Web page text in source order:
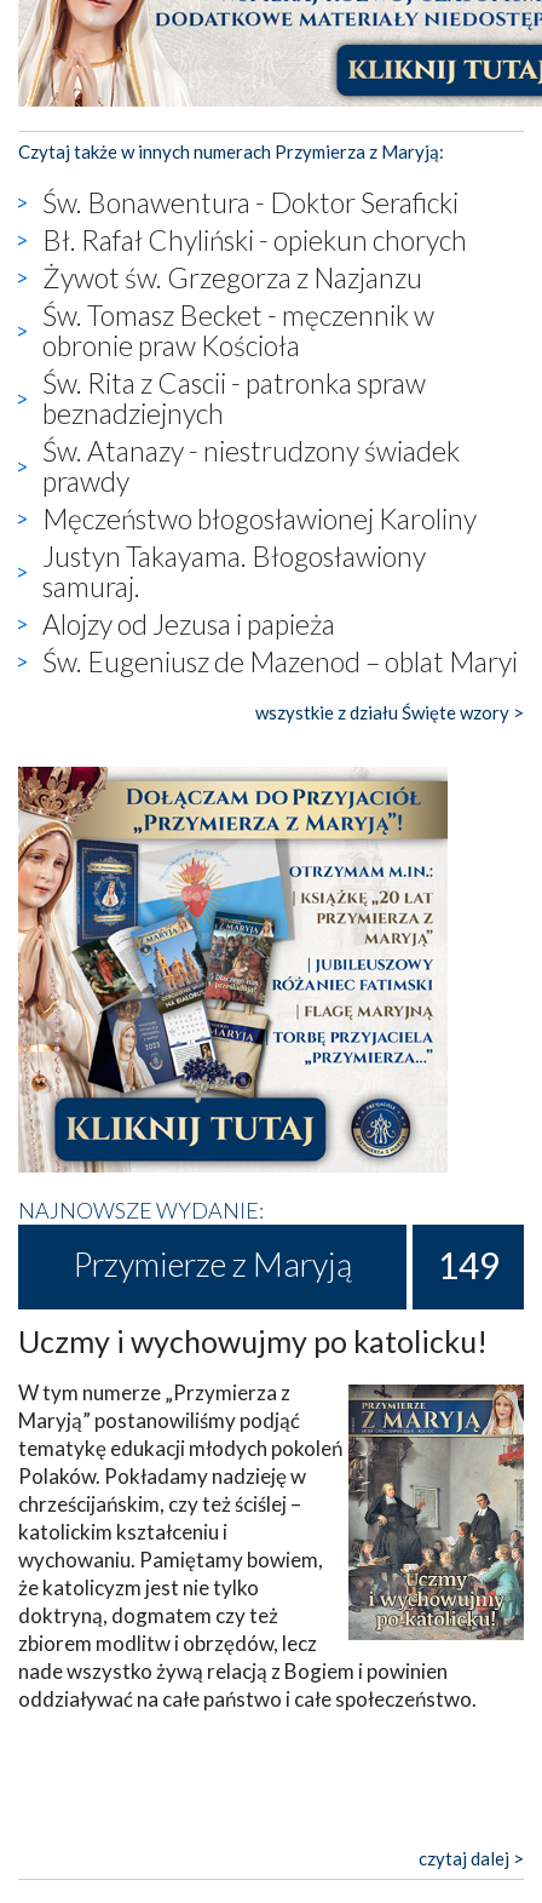
Czytaj także w innych numerach Przymierza z Maryją:
Św. Bonawentura - Doktor Seraficki
Bł. Rafał Chyliński - opiekun chorych
Żywot św. Grzegorza z Nazjanzu
Św. Tomasz Becket - męczennik w
obronie praw Kościoła
Św. Rita z Cascii - patronka spraw
beznadziejnych
Św. Atanazy - niestrudzony świadek
prawdy
Męczeństwo błogosławionej Karoliny
Justyn Takayama. Błogosławiony
samuraj.
Alojzy od Jezusa i papieża
Św. Eugeniusz de Mazenod – oblat Maryi
wszystkie z działu Święte wzory >
NAJNOWSZE WYDANIE:
Przymierze z Maryją 149
Uczmy i wychowujmy po katolicku!
W tym numerze „Przymierza z
Maryją” postanowiliśmy podjąć
tematykę edukacji młodych pokoleń
Polaków. Pokładamy nadzieję w
chrześcijańskim, czy też ściślej –
katolickim kształceniu i
wychowaniu. Pamiętamy bowiem,
że katolicyzm jest nie tylko
doktryną, dogmatem czy też
zbiorem modlitw i obrzędów, lecz
nade wszystko żywą relacją z Bogiem i powinien
oddziaływać na całe państwo i całe społeczeństwo.
czytaj dalej >